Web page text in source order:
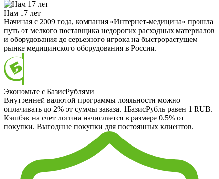
Нам 17 лет
Начиная с 2009 года, компания «Интернет-медицина» прошла
путь от мелкого поставщика недорогих расходных материалов
и оборудования до серьезного игрока на быстрорастущем
рынке медицинского оборудования в России.
Экономьте с БазисРублями
Внутренней валютой программы лояльности можно
оплачивать до 2% от суммы заказа. 1БазисРубль равен 1 RUB.
Кэшбэк на счет логина начисляется в размере 0.5% от
покупки. Выгодные покупки для постоянных клиентов.